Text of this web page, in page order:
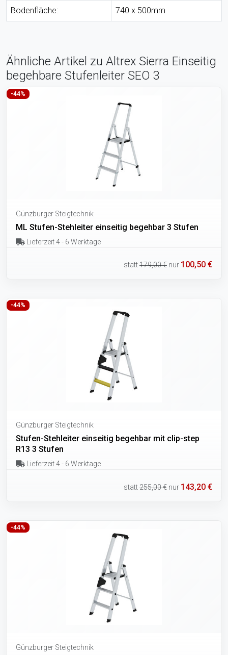
Bodenfläche: 740 x 500mm
Ähnliche Artikel zu Altrex Sierra Einseitig
begehbare Stufenleiter SEO 3
-44%
Günzburger Steigtechnik
ML Stufen-Stehleiter einseitig begehbar 3 Stufen
Lieferzeit 4 - 6 Werktage
statt179,00 € nur 100,50 €
-44%
Günzburger Steigtechnik
Stufen-Stehleiter einseitig begehbar mit clip-step
R13 3 Stufen
Lieferzeit 4 - 6 Werktage
statt255,00 € nur 143,20 €
-44%
Günzburger Steigtechnik